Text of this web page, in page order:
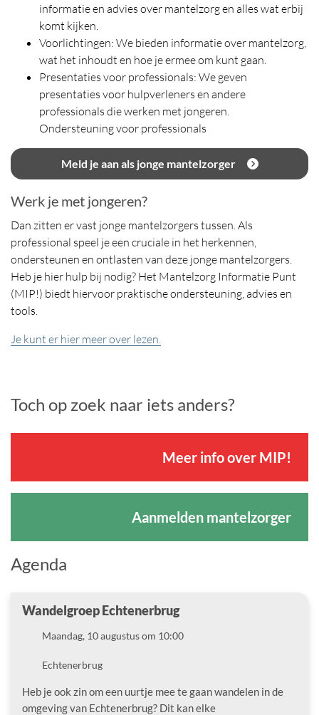
informatie en advies over mantelzorg en alles wat erbij
komt kijken.
Voorlichtingen: We bieden informatie over mantelzorg,
wat het inhoudt en hoe je ermee om kunt gaan.
Presentaties voor professionals: We geven
presentaties voor hulpverleners en andere
professionals die werken met jongeren.
Ondersteuning voor professionals
Meld je aan als jonge mantelzorger
Werk je met jongeren?
Dan zitten er vast jonge mantelzorgers tussen. Als
professional speel je een cruciale in het herkennen,
ondersteunen en ontlasten van deze jonge mantelzorgers.
Heb je hier hulp bij nodig? Het Mantelzorg Informatie Punt
(MIP!) biedt hiervoor praktische ondersteuning, advies en
tools.
Je kunt er hier meer over lezen.
Toch op zoek naar iets anders?
Meer info over MIP!
Aanmelden mantelzorger
Agenda
Wandelgroep Echtenerbrug
DatumMaandag, 10 augustus om 10:00
LocatieEchtenerbrug
Heb je ook zin om een uurtje mee te gaan wandelen in de
omgeving van Echtenerbrug? Dit kan elke